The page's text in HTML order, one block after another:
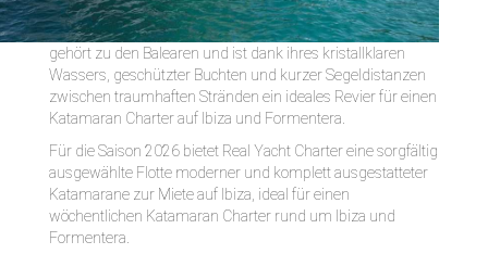
gehört zu den Balearen und ist dank ihres kristallklaren
Wassers, geschützter Buchten und kurzer Segeldistanzen
zwischen traumhaften Stränden ein ideales Revier für einen
Katamaran Charter auf Ibiza und Formentera.
Für die Saison 2026 bietet Real Yacht Charter eine sorgfältig
ausgewählte Flotte moderner und komplett ausgestatteter
Katamarane zur Miete auf Ibiza, ideal für einen
wöchentlichen Katamaran Charter rund um Ibiza und
Formentera.